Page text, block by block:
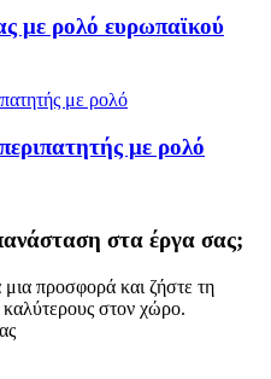
με ρολό ευρωπαϊκού
με ρολό
στα έργα σας;
προσφορά και ζήστε τη
καλύτερους στον χώρο.